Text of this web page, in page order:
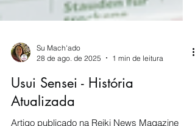
Su Mach'ado
28 de ago. de 2025
1 min de leitura